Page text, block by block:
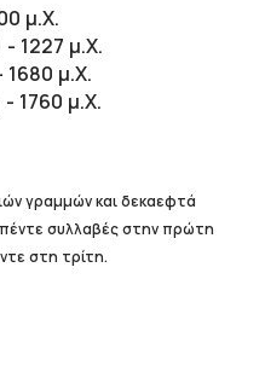
μ.Χ.
1227 μ.Χ.
1680 μ.Χ.
1760 μ.Χ.
γραμμών και δεκαεφτά
συλλαβές στην πρώτη
στη τρίτη.